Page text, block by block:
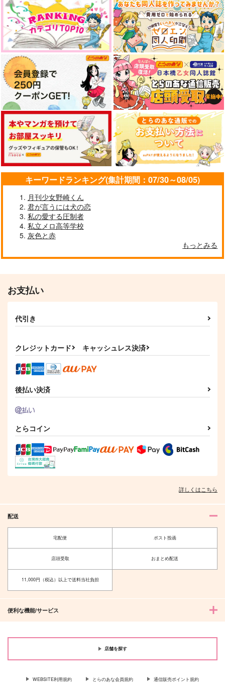
白銀の余映
茶凛虎
803円（税込）
諸伏高明
サンプル
作品詳細
ひととき
星が見える
315円（税込）
河田雅史×深津一成
サンプル
作品詳細
#審神者代理3
豆大福
専売 1,100円（税込）
刀剣乱舞
加州清光
鶴丸国永
山姥切長義
サンプル
カート
生まれ変わっても、愛
BLOW
専売 944 円（税込）
刀剣乱舞
鶴丸国永×女審神者
サンプル
カート
きみと世界でふたりき
り
みちゆき
817円 （税込）
刀剣乱舞
大倶利伽羅×鶴丸国永
サンプル
カート
うちの主は年下好き
専売 787円（税込）
カート
kiss
専売 1,100円（税込） 専売 1,100円（税込）
キーワードランキング(集計期間：07/30～08/05)
月刊少女野崎くん
君が言うには犬の恋
私の愛する圧制者
私立メロ高等学校
灰色と赤
もっとみる
お支払い
代引き
クレジットカード キャッシュレス決済
後払い決済
とらコイン
詳しくはこちら
配送
宅配便 ポスト投函
店頭受取 おまとめ配送
11,000円（税込）以上で送料当社負担
便利な機能/サービス
店舗を探す
WEBSITE利用規約 とらのあな会員規約 通信販売ポイント規約